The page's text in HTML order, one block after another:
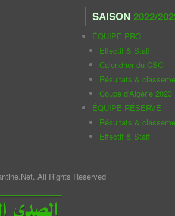
SAISON 2022/
ÉQUIPE PRO
Effectif & Staff
Calendrier du CSC
Résultats &
Coupe d'Algérie 2023
ÉQUIPE RÉSERVE
Résultats &
Effectif & Staff
All Rights Reserved